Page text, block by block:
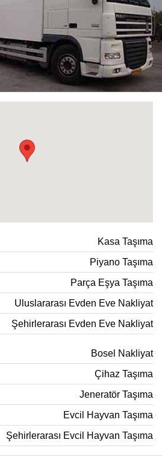
Kasa Taşıma
Piyano Taşıma
Parça Eşya Taşıma
Uluslararası Evden Eve Nakliyat
Şehirlerarası Evden Eve Nakliyat
Bosel Nakliyat
Çihaz Taşıma
Jeneratör Taşıma
Evcil Hayvan Taşıma
Şehirlerarası Evcil Hayvan Taşıma